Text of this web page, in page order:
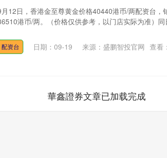
12日，香港金至尊黄金价格40440港币/两配资台，
港币/两。（价格仅供参考，以门店实际为准）
配资台 日期：09-19 来源：盛鹏智投官网 查看：
華鑫證券文章已加载完成